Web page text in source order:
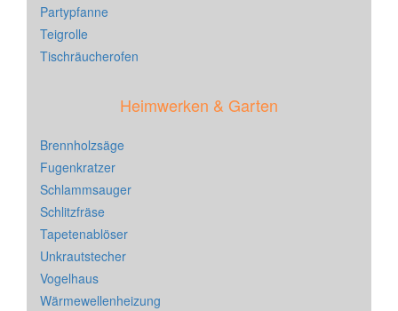
Partypfanne
Teigrolle
Tischräucherofen
Heimwerken & Garten
Brennholzsäge
Fugenkratzer
Schlammsauger
Schlitzfräse
Tapetenablöser
Unkrautstecher
Vogelhaus
Wärmewellenheizung